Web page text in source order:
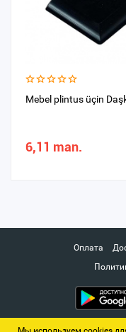
Mebel plintus üçin
6,11 man.
Оплата